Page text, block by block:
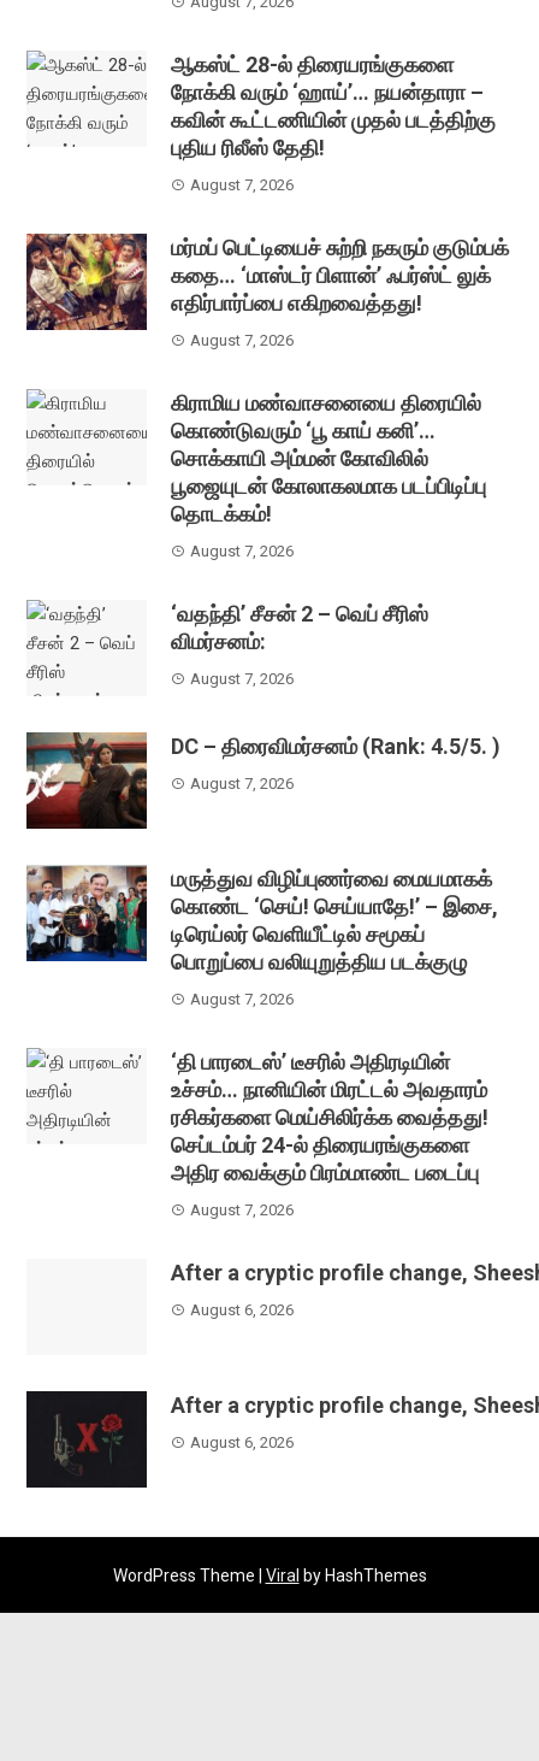
ஆகஸ்ட் 28-ல் திரையரங்குகளை
நோக்கி வரும் ‘ஹாய்’… நயன்தாரா –
கவின் கூட்டணியின் முதல் படத்திற்கு
புதிய ரிலீஸ் தேதி!
August 7, 2026
மர்மப் பெட்டியைச் சுற்றி நகரும் குடும்பக்
கதை… ‘மாஸ்டர் பிளான்’ ஃபர்ஸ்ட் லுக்
எதிர்பார்ப்பை எகிறவைத்தது!
August 7, 2026
கிராமிய மண்வாசனையை திரையில்
கொண்டுவரும் ‘பூ காய் கனி’…
சொக்காயி அம்மன் கோவிலில்
பூஜையுடன் கோலாகலமாக படப்பிடிப்பு
தொடக்கம்!
August 7, 2026
‘வதந்தி’ சீசன் 2 – வெப் சீரிஸ்
விமர்சனம்:
August 7, 2026
DC – திரைவிமர்சனம் (Rank: 4.5/5. )
August 7, 2026
மருத்துவ விழிப்புணர்வை மையமாகக்
கொண்ட ‘செய்! செய்யாதே!’ – இசை,
டிரெய்லர் வெளியீட்டில் சமூகப்
பொறுப்பை வலியுறுத்திய படக்குழு
August 7, 2026
‘தி பாரடைஸ்’ டீசரில் அதிரடியின்
உச்சம்… நானியின் மிரட்டல் அவதாரம்
ரசிகர்களை மெய்சிலிர்க்க வைத்தது!
செப்டம்பர் 24-ல் திரையரங்குகளை
அதிர வைக்கும் பிரம்மாண்ட படைப்பு
August 7, 2026
After a cryptic profile change,
August 6, 2026
After a cryptic profile change,
August 6, 2026
WordPress Theme | Viral by HashThemes